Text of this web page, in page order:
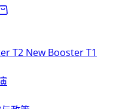
T2 New Booster T1